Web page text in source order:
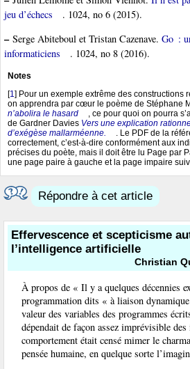
jeu d’échecs
. 1024, no 6 (2015).
–Serge Abiteboul et Tristan Cazenave. Go :
informaticiens
. 1024, no 8 (2016).
Notes
[1 ] Pour un exemple extrême des constructions
on apprendra par cœur le poème de Stéphane
n’abolira le hasard
, ce pour quoi on pourra
de Gardner Davies Vers une explication
d’exégèse mallarméenne.
. Le PDF de la
correctement, c’est-à-dire conformément aux
précises du poète, mais il doit être lu Page par
une page paire à gauche et la page impaire
Répondre à cet article
Effervescence et scepticisme
l’intelligence artificielle
Christian
À propos de « Il y a quelques décennies
programmation dits « à liaison
valeur des variables des programmes
dépendait de façon assez imprévisible
comportement était censé mimer le
pensée humaine, en quelque sorte